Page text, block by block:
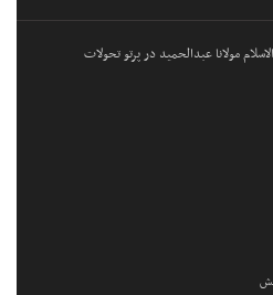
مولانا عبدالحمید در پرتو تحولات